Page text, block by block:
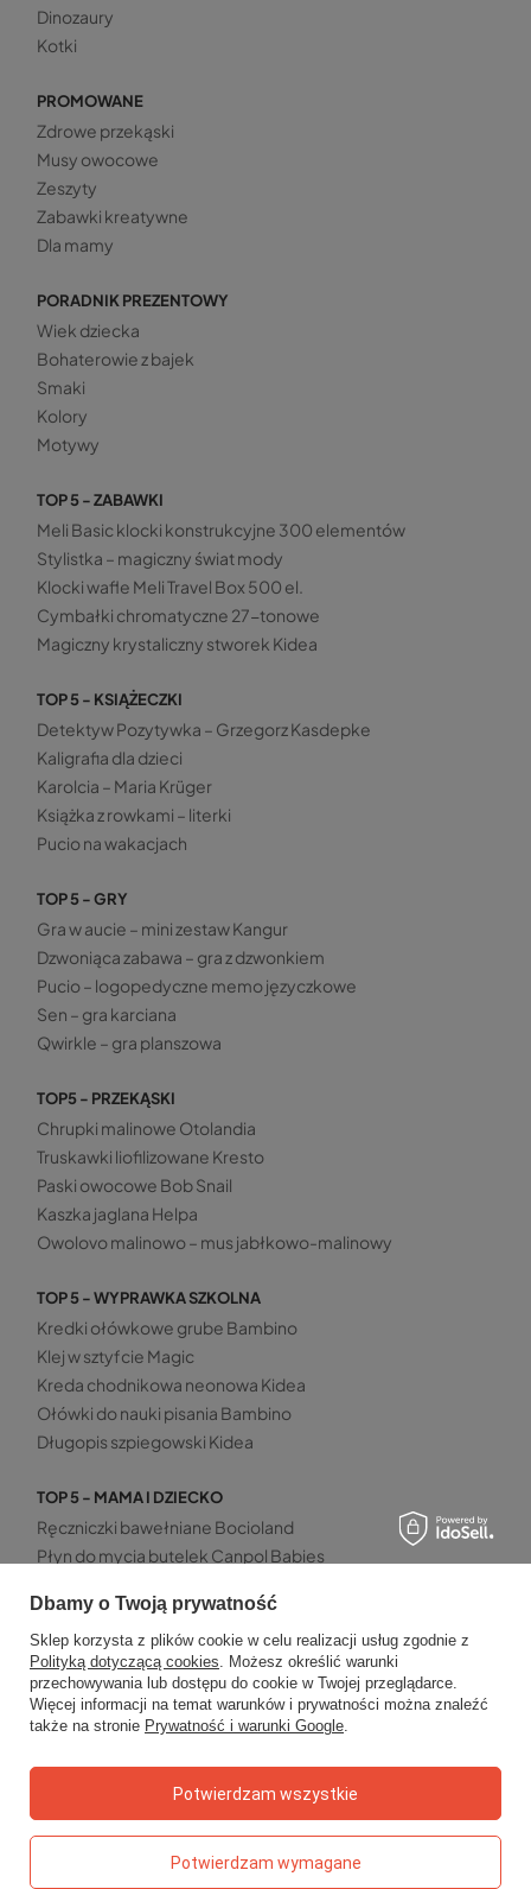
Dinozaury
Kotki
PROMOWANE
Zdrowe przekąski
Musy owocowe
Zeszyty
Zabawki kreatywne
Dla mamy
PORADNIK PREZENTOWY
Wiek dziecka
Bohaterowie z bajek
Smaki
Kolory
Motywy
TOP 5 - ZABAWKI
Meli Basic klocki konstrukcyjne 300 elementów
Stylistka – magiczny świat mody
Klocki wafle Meli Travel Box 500 el.
Cymbałki chromatyczne 27-tonowe
Magiczny krystaliczny stworek Kidea
TOP 5 - KSIĄŻECZKI
Detektyw Pozytywka – Grzegorz Kasdepke
Kaligrafia dla dzieci
Karolcia – Maria Krüger
Książka z rowkami – literki
Pucio na wakacjach
TOP 5 - GRY
Gra w aucie – mini zestaw Kangur
Dzwoniąca zabawa – gra z dzwonkiem
Pucio – logopedyczne memo języczkowe
Sen – gra karciana
Qwirkle – gra planszowa
TOP5 - PRZEKĄSKI
Chrupki malinowe Otolandia
Truskawki liofilizowane Kresto
Paski owocowe Bob Snail
Kaszka jaglana Helpa
Owolovo malinowo – mus jabłkowo-malinowy
TOP 5 - WYPRAWKA SZKOLNA
Kredki ołówkowe grube Bambino
Klej w sztyfcie Magic
Kreda chodnikowa neonowa Kidea
Ołówki do nauki pisania Bambino
Długopis szpiegowski Kidea
TOP 5 - MAMA I DZIECKO
Ręczniczki bawełniane Bocioland
Płyn do mycia butelek Canpol Babies
Patyczki z ogranicznikiem Bocioland
Mata wodna sensoryczna Akuku
Status zamówienia
Śledzenie przesyłki
Chcę zareklamować produkt
Dbamy o Twoją prywatność
Sklep korzysta z plików cookie w celu realizacji usług zgodnie z
Polityką dotyczącą cookies. Możesz określić warunki
przechowywania lub dostępu do cookie w Twojej przeglądarce.
Więcej informacji na temat warunków i prywatności można znaleźć
także na stronie Prywatność i warunki Google.
Potwierdzam wymagane
Potwierdzam wszystkie